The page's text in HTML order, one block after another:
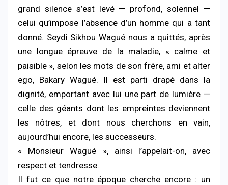
grand silence s’est levé — profond, solennel —
celui qu’impose l’absence d’un homme qui a tant
donné. Seydi Sikhou Wagué nous a quittés, après
une longue épreuve de la maladie, « calme et
paisible », selon les mots de son frère, ami et alter
ego, Bakary Wagué. Il est parti drapé dans la
dignité, emportant avec lui une part de lumière —
celle des géants dont les empreintes deviennent
les nôtres, et dont nous cherchons en vain,
aujourd’hui encore, les successeurs.
« Monsieur Wagué », ainsi l’appelait-on, avec
respect et tendresse.
Il fut ce que notre époque cherche encore : un